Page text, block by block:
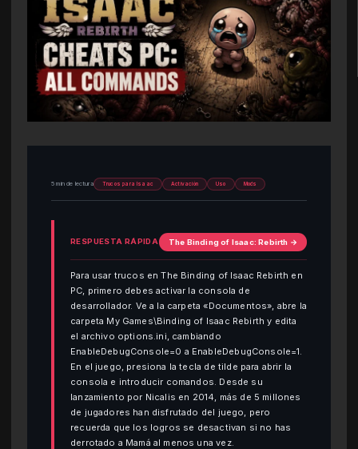
5 min de lectura Trucos para Isaac Activación Uso Mods
RESPUESTA RÁPIDA The Binding of Isaac: Rebirth →
Para usar trucos en The Binding of Isaac Rebirth en
PC, primero debes activar la consola de
desarrollador. Ve a la carpeta «Documentos», abre la
carpeta My Games\Binding of Isaac Rebirth y edita
el archivo options.ini, cambiando
EnableDebugConsole=0 a EnableDebugConsole=1.
En el juego, presiona la tecla de tilde para abrir la
consola e introducir comandos. Desde su
lanzamiento por Nicalis en 2014, más de 5 millones
de jugadores han disfrutado del juego, pero
recuerda que los logros se desactivan si no has
derrotado a Mamá al menos una vez.